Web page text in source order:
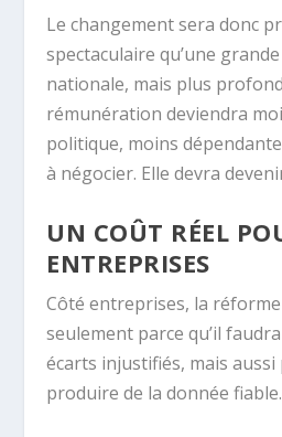
Le changement sera donc
spectaculaire qu’une
nationale, mais plus
rémunération deviendra
politique, moins
à négocier. Elle devra
UN COÛT RÉEL
ENTREPRISES
Côté entreprises, la
seulement parce qu’il
écarts injustifiés, mais aussi
produire de la donnée fiable.